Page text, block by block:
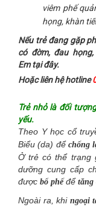
viêm phế
họng, khàn
Nếu trẻ đang gặp
có đờm, đau
Em tại đây.
Hoặc liên hệ hotline
Trẻ nhỏ là đối
yếu.
Theo Y học cổ
Biểu (da) để chống
Ở trẻ có thể trạng
dưỡng cung cấp
được bổ phếđể tăng
Ngoài ra, khi ngoại